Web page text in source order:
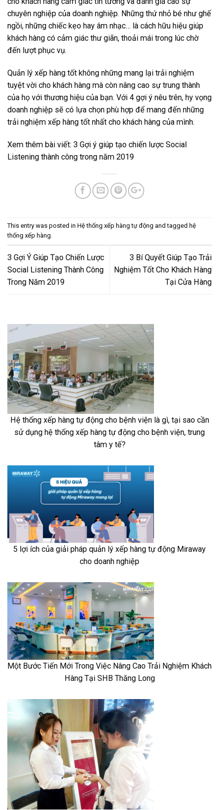
chuyên nghiệp của doanh nghiệp. Những thứ nhỏ bé như ghế
ngồi, những chiếc kẹo hay âm nhạc… là cách hữu hiệu giúp
khách hàng có cảm giác thư giãn, thoải mái trong lúc chờ
đến lượt phục vụ.
Quản lý xếp hàng tốt không những mang lại trải nghiệm
tuyệt vời cho khách hàng mà còn nâng cao sự trung thành
của họ với thương hiệu của bạn. Với 4 gợi ý nêu trên, hy vọng
doanh nghiệp sẽ có lựa chọn phù hợp để mang đến những
trải nghiệm xếp hàng tốt nhất cho khách hàng của mình.
Xem thêm bài viết: 3 Gợi ý giúp tạo chiến lược Social
Listening thành công trong năm 2019
This entry was posted in Hệ thống xếp hàng tự động and tagged hệ
thống xếp hàng.
3 Gợi Ý Giúp Tạo Chiến Lược
Social Listening Thành Công
Trong Năm 2019
3 Bí Quyết Giúp Tạo Trải
Nghiệm Tốt Cho Khách Hàng
Tại Cửa Hàng
Hệ thống xếp hàng tự động cho bệnh viện là gì, tại sao cần
sử dụng hệ thống xếp hàng tự động cho bệnh viện, trung
tâm y tế?
5 lợi ích của giải pháp quản lý xếp hàng tự động Miraway
cho doanh nghiệp
Một Bước Tiến Mới Trong Việc Nâng Cao Trải Nghiệm Khách
Hàng Tại SHB Thăng Long